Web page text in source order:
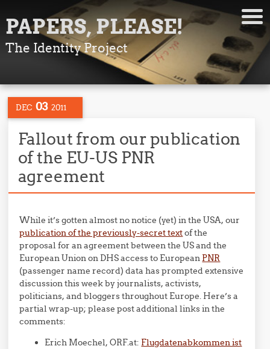
PAPERS, PLEASE!
The Identity Project
DEC 03 2011
Fallout from our publication
of the EU-US PNR
agreement
While it’s gotten almost no notice (yet) in the USA, our
publication of the previously-secret textof the
proposal for an agreement between the US and the
European Union on DHS access to European PNR
(passenger name record) data has prompted extensive
discussion this week by journalists, activists,
politicians, and bloggers throughout Europe. Here’s a
partial wrap-up; please post additional links in the
comments:
Erich Moechel, ORF.at: Flugdatenabkommen ist